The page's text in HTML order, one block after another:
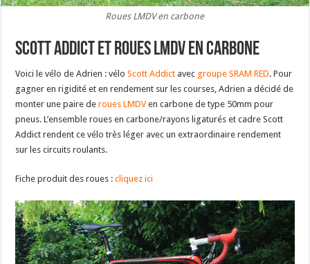
Roues LMDV en carbone
Scott Addict et roues LMDV en carbone
Voici le vélo de Adrien : véloScott Addict avec groupe SRAM RED. Pour
gagner en rigidité et en rendement sur les courses, Adrien a décidé de
monter une paire deroues LMDVen carbone de type 50mm pour
pneus. L’ensemble roues en carbone/rayons ligaturés et cadre Scott
Addict rendent ce vélo très léger avec un extraordinaire rendement
sur les circuits roulants.
Fiche produit des roues :cliquez ici